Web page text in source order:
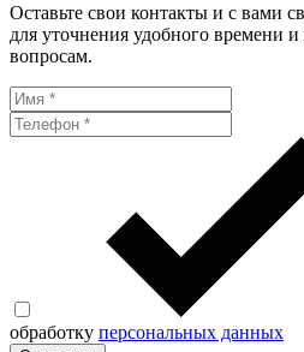
Оставьте свои контакты и с вами
для уточнения удобного времени
вопросам.
обработку персональных данных